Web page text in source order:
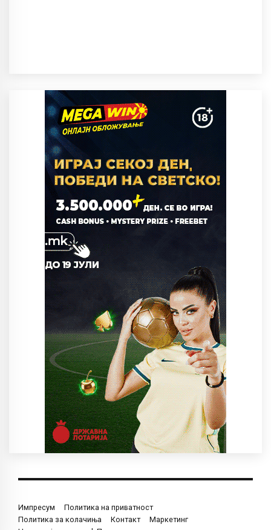
Импресум
Политика на приватност
Политика за колачиња
Контакт
Маркетинг